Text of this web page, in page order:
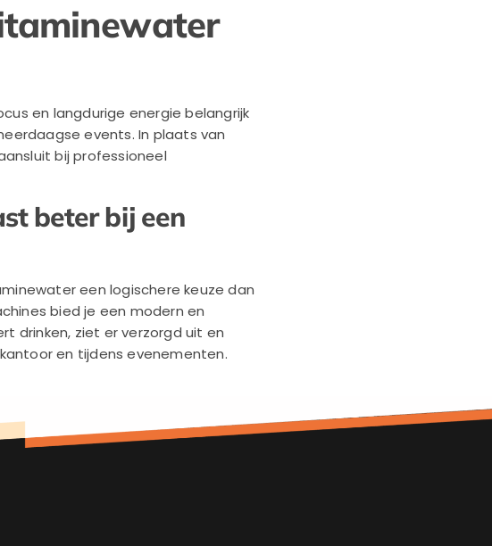
en langdurige energie belangrijk
events. In plaats van
bij professioneel
beter bij een
een logischere keuze dan
bied je een modern en
drinken, ziet er verzorgd uit en
en tijdens evenementen.